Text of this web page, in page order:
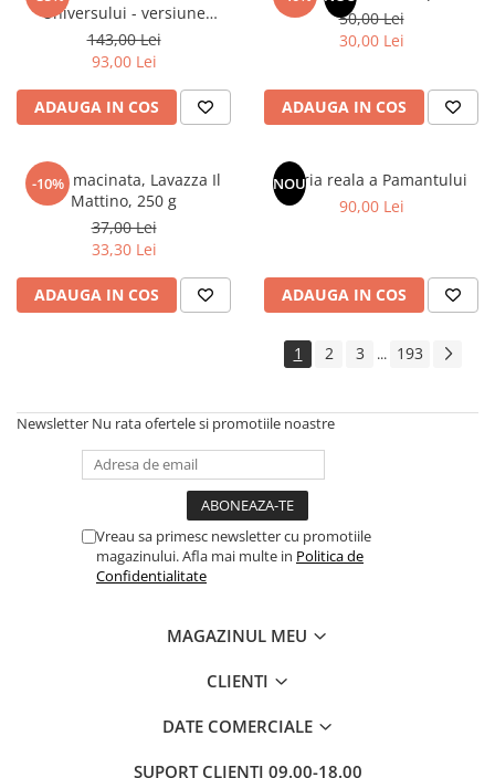
Articole scolare
Caiete si Carnetele scolare
Coperti, Mape, Etichete
Ghiozdane si Penare scolare
Instrumente si Truse Geometrie
Seturi scolare
Calculator
Consumabile & Accesorii
Cadouri
Literatura Romana
Literatura Universala
Carte Prescolara, Joc
Carti cartonate
Universului - versiune
originala din 1939. Volumele I-
III.
143,00 Lei
93,00 Lei
ADAUGA IN COS
50,00 Lei
30,00 Lei
ADAUGA IN COS
-10%
Cafea macinata, Lavazza Il
Mattino, 250 g
37,00 Lei
33,30 Lei
ADAUGA IN COS
NOU
Istoria reala a Pamantului
90,00 Lei
ADAUGA IN COS
1 2 3 ... 193
Newsletter Nu rata ofertele si promotiile noastre
Vreau sa primesc newsletter cu promotiile
magazinului. Afla mai multe in Politica de
Confidentialitate
MAGAZINUL MEU
CLIENTI
DATE COMERCIALE
SUPORT CLIENTI 09.00-18.00